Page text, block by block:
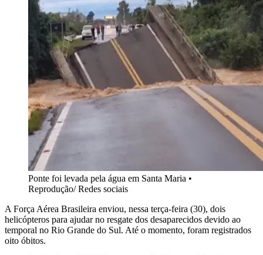
Ponte foi levada pela água em Santa Maria •
Reprodução/ Redes sociais
A Força Aérea Brasileira enviou, nessa terça-feira (30), dois
helicópteros para ajudar no resgate dos desaparecidos devido ao
temporal no Rio Grande do Sul. Até o momento, foram registrados
oito óbitos.